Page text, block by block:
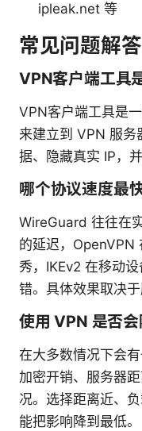
ipleak.net 等
常见问题解答
VPN客户端工具
VPN客户端工具是
来建立到 VPN 服务
据、隐藏真实 IP，
哪个协议速度最快
WireGuard 往往在
的延迟，OpenVPN
秀，IKEv2 在移动
错。具体效果取决
使用 VPN 是否会
在大多数情况下会
加密开销、服务器
况。选择距离近、
能把影响降到最低。